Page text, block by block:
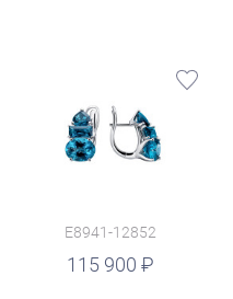
E8941-12852
115 900